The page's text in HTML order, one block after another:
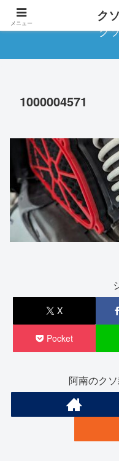
ク
1000004571
X
Pocket
阿南のク
メニュー ク